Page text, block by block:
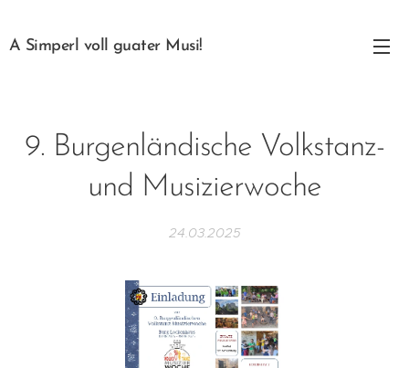
A Simperl voll guater Musi!
9. Burgenländische Volkstanz-
und Musizierwoche
24.03.2025